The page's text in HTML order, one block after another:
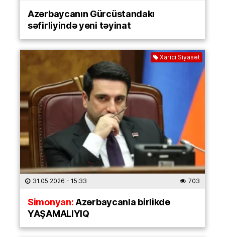
Azərbaycanın Gürcüstandakı
səfirliyində yeni təyinat
Xarici Siyasət
31.05.2026 - 15:33 703
Simonyan:Azərbaycanla birlikdə
YAŞAMALIYIQ